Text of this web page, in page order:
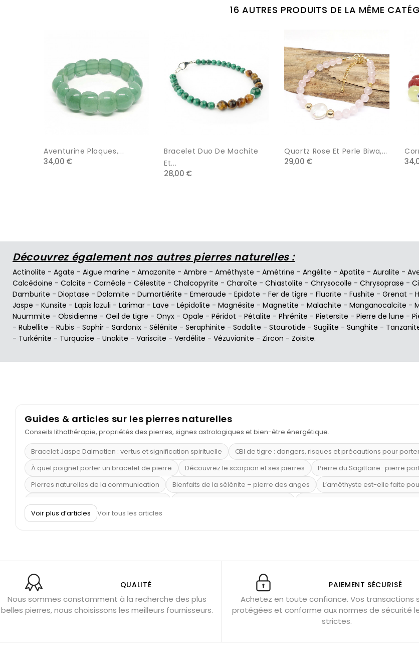
16 AUTRES PRODUITS DE LA MÊME
Aventurine Plaques,...
34,00 €
Bracelet Duo De Machite
Et...
28,00 €
Quartz Rose Et Perle Biwa,...
29,00 €
Découvrez également nos autres pierres naturelles :
Actinolite - Agate - Aigue marine - Amazonite - Ambre - Améthyste - Amétrine - Angélite - Apatite - Auralite -
Calcédoine - Calcite - Carnéole - Célestite - Chalcopyrite - Charoïte - Chiastolite - Chrysocolle - Chrysoprase -
Damburite - Dioptase - Dolomite - Dumortiérite - Emeraude - Epidote - Fer de tigre - Fluorite - Fushite - Grenat -
Jaspe - Kunsite - Lapis lazuli - Larimar - Lave - Lépidolite - Magnésite - Magnetite - Malachite - Manganocalcite -
Nuummite - Obsidienne - Oeil de tigre - Onyx - Opale - Péridot - Pétalite - Phrénite - Pietersite - Pierre de lune -
- Rubellite - Rubis - Saphir - Sardonix - Sélénite - Seraphinite - Sodalite - Staurotide - Sugilite - Sunghite -
- Turkénite - Turquoise - Unakite - Variscite - Verdélite - Vézuvianite - Zircon - Zoisite.
Guides & articles sur les pierres naturelles
Conseils lithothérapie, propriétés des pierres, signes astrologiques et bien-être énergétique.
Bracelet Jaspe Dalmatien : vertus et signification spirituelle
Œil de tigre : dangers, risques et précautions pour
À quel poignet porter un bracelet de pierre
Découvrez le scorpion et ses pierres Pierre du Sagittaire : pierre
Pierres naturelles de la communication
Bienfaits de la sélénite – pierre des anges L’améthyste est-elle faite
Pierre de lave : propriétés et bienfaits
Obsidienne noire : danger ?
Guide des pierres de protection Associer l’œil de tigre Porter plusieurs
Pierres pour les examens
Pierres anti-déprime Mieux gérer ses émotions Pierres pour l’automne Bijoux
Géode d’améthyste géante Pierres naturelles contre le stress
Voir plus d’articles Voir tous les articles
QUALITÉ
Nous sommes constamment à la recherche des plus
belles pierres, nous choisissons les meilleurs fournisseurs.
PAIEMENT SÉCURISÉ
Achetez en toute confiance. Vos transactions
protégées et conforme aux normes de sécurité
strictes.